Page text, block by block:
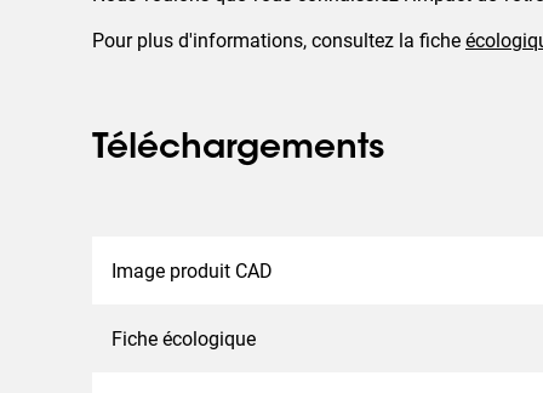
Pour plus d'informations, consultez la fiche
Téléchargements
Image produit CAD
Fiche écologique